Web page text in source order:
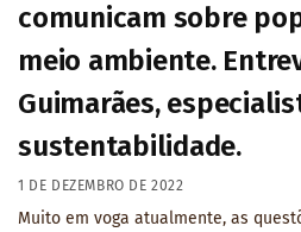
comunicam sobre
meio ambiente.
Guimarães,
sustentabilidade.
1 DE DEZEMBRO DE 2022
Muito em voga atualmente, as